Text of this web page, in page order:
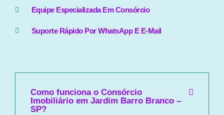
Equipe Especializada Em Consórcio
Suporte Rápido Por WhatsApp E E-Mail
Como funciona o Consórcio
Imobiliário em Jardim Barro Branco –
SP?